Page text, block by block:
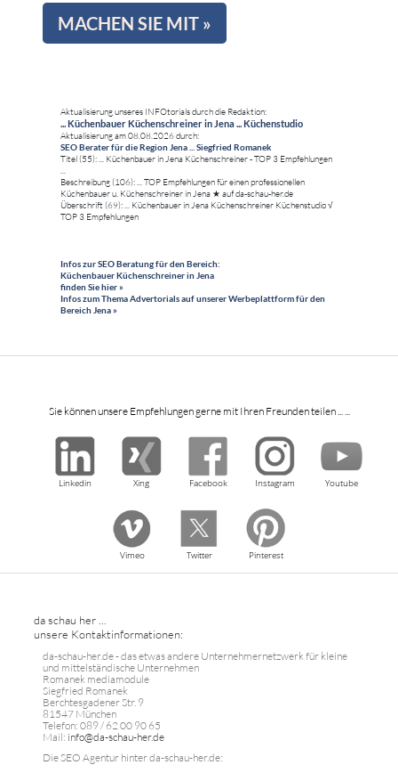
MACHEN SIE MIT »
Aktualisierung unseres INFOtorials durch die Redaktion:
... Küchenbauer Küchenschreiner in Jena ... Küchenstudio
Aktualisierung am 08.08.2026 durch:
SEO Berater für die Region Jena ... Siegfried Romanek
Titel (55): ... Küchenbauer in Jena Küchenschreiner - TOP 3 Empfehlungen
...
Beschreibung (106): ... TOP Empfehlungen für einen professionellen
Küchenbauer u. Küchenschreiner in Jena ★ auf da-schau-her.de
Überschrift (69): ... Küchenbauer in Jena Küchenschreiner Küchenstudio √
TOP 3 Empfehlungen
Infos zur SEO Beratung für den Bereich:
Küchenbauer Küchenschreiner in Jena
finden Sie hier »
Infos zum Thema Advertorials auf unserer Werbeplattform für den
Bereich Jena »
Sie können unsere Empfehlungen gerne mit Ihren Freunden teilen ... ...
Linkedin Xing Facebook Instagram Youtube
Vimeo Twitter Pinterest
da schau her ...
unsere Kontaktinformationen:
da-schau-her.de - das etwas andere Unternehmernetzwerk für kleine
und mittelständische Unternehmen
Romanek mediamodule
Siegfried Romanek
Berchtesgadener Str. 9
81547 München
Telefon: 089 / 62 00 90 65
Mail: info@da-schau-her.de
Die SEO Agentur hinter da-schau-her.de: